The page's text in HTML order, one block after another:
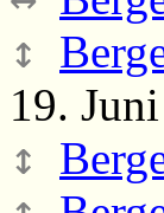
↕
19.
↕